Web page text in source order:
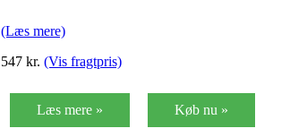
(Læs mere)
547 kr. (Vis fragtpris)
Læs mere » Køb nu »